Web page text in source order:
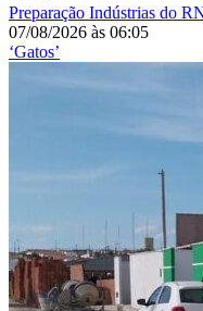
Preparação Indústrias do
07/08/2026 às 06:05
‘Gatos’